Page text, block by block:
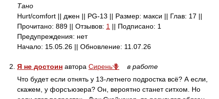
Тано
Hurt/comfort || джен || PG-13 || Размер: макси || Глав: 17 ||
Прочитано: 889 || Отзывов: 1 || Подписано: 1
Предупреждения: нет
Начало: 15.05.26 || Обновление: 11.07.26
2. Я не достоин автора Сирень🪻
в работе
Что будет если отнять у 13-летнего подростка всё? А если,
скажем, у форсъюзера? Он, вероятно станет ситхом. Но